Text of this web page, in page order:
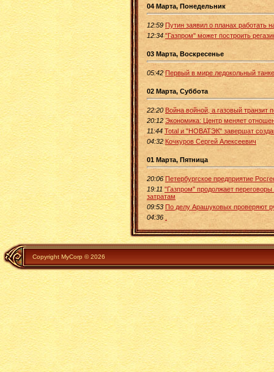
04 Марта, Понедельник
12:59 Путин заявил о планах работать
12:34 "Газпром" может построить
03 Марта, Воскресенье
05:42 Первый в мире ледокольный
02 Марта, Суббота
22:20 Война войной, а газовый транзит
20:12 Экономика: Центр меняет
11:44 Total и "НОВАТЭК" завершат
04:32 Кочкуров Сергей Алексеевич
01 Марта, Пятница
20:06 Петербургское предприятие
19:11 "Газпром" продолжает
затратам
09:53 По делу Арашуковых проверяют
04:36
Copyright MyCorp © 2026